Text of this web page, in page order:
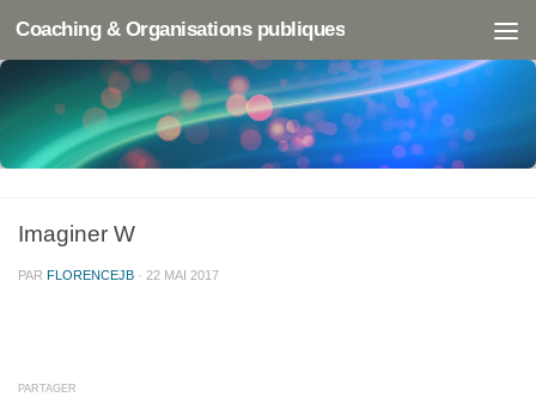
Coaching & Organisations publiques
Imaginer W
PAR FLORENCEJB · 22 MAI 2017
PARTAGER